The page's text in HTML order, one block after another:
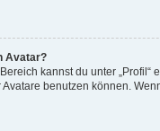
Avatar?
kannst du unter
benutzen können.